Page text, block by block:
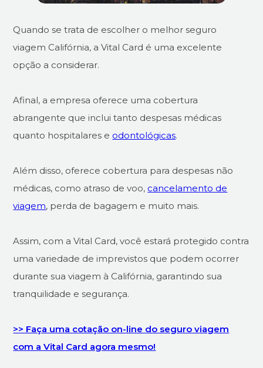
Quando se trata de escolher o melhor seguro
viagem Califórnia, a Vital Card é uma excelente
opção a considerar.
Afinal, a empresa oferece uma cobertura
abrangente que inclui tanto despesas médicas
quanto hospitalares e odontológicas.
Além disso, oferece cobertura para despesas não
médicas, como atraso de voo, cancelamento de
viagem, perda de bagagem e muito mais.
Assim, com a Vital Card, você estará protegido contra
uma variedade de imprevistos que podem ocorrer
durante sua viagem à Califórnia, garantindo sua
tranquilidade e segurança.
>> Faça uma cotação on-line do seguro viagem
com a Vital Card agora mesmo!